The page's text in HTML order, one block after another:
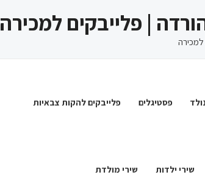
| פלייבקים למכירה
למכירה
פסטיגלים פלייבקים להקות צבאיות
שירי ילדות שירי מולדת